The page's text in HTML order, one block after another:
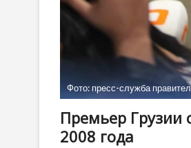
Фото: пресс-служба
Премьер
2008 года